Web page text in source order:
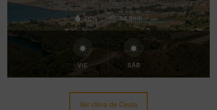
76% 14.8mh
VIE SÁB
Ver clima de Ceuta